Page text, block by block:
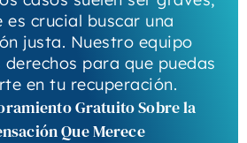
es crucial buscar una
justa. Nuestro equipo
para que puedas
en tu recuperación.
Gratuito Sobre la
Que Merece